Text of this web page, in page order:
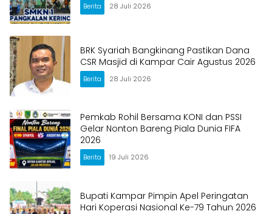
Berita 28 Juli 2026
BRK Syariah Bangkinang Pastikan Dana
CSR Masjid di Kampar Cair Agustus 2026
Berita 28 Juli 2026
Pemkab Rohil Bersama KONI dan PSSI
Gelar Nonton Bareng Piala Dunia FIFA
2026
Berita 19 Juli 2026
Bupati Kampar Pimpin Apel Peringatan
Hari Koperasi Nasional Ke-79 Tahun 2026